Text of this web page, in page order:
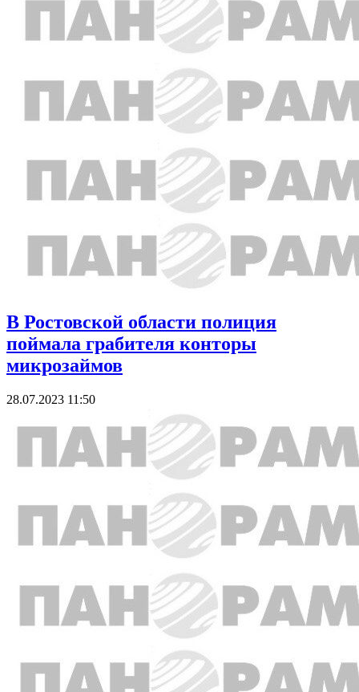
В Ростовской области полиция
поймала грабителя конторы
микрозаймов
28.07.2023 11:50